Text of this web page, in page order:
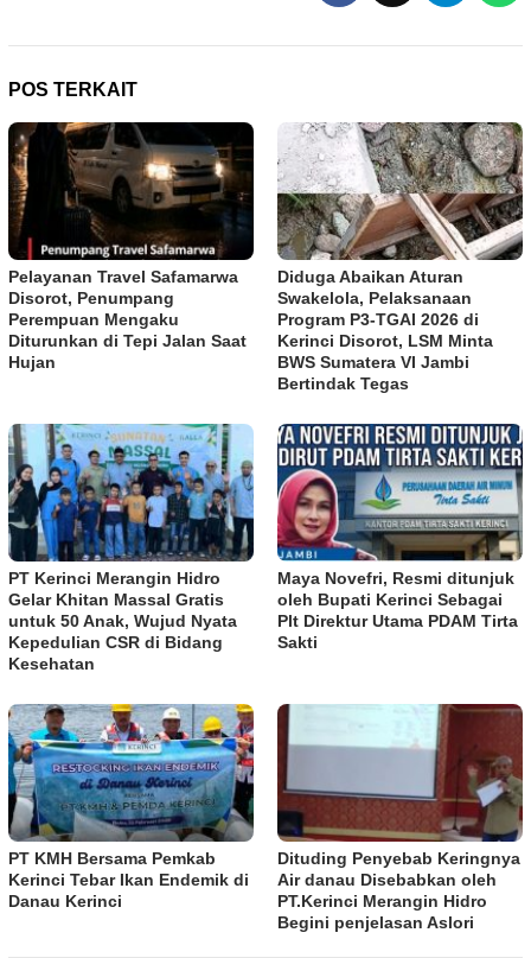
POS TERKAIT
Pelayanan Travel Safamarwa
Disorot, Penumpang
Perempuan Mengaku
Diturunkan di Tepi Jalan Saat
Hujan
Diduga Abaikan Aturan
Swakelola, Pelaksanaan
Program P3-TGAI 2026 di
Kerinci Disorot, LSM Minta
BWS Sumatera VI Jambi
Bertindak Tegas
PT Kerinci Merangin Hidro
Gelar Khitan Massal Gratis
untuk 50 Anak, Wujud Nyata
Kepedulian CSR di Bidang
Kesehatan
Maya Novefri, Resmi ditunjuk
oleh Bupati Kerinci Sebagai
Plt Direktur Utama PDAM Tirta
Sakti
PT KMH Bersama Pemkab
Kerinci Tebar Ikan Endemik di
Danau Kerinci
Dituding Penyebab Keringnya
Air danau Disebabkan oleh
PT.Kerinci Merangin Hidro
Begini penjelasan Aslori